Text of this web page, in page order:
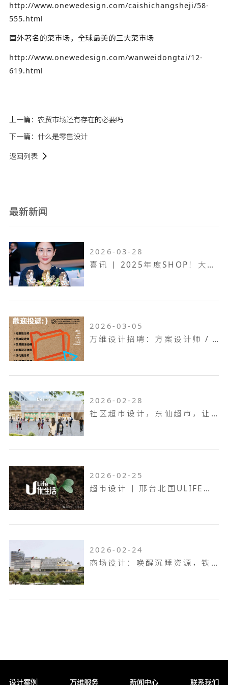
http://www.onewedesign.com/caishichangsheji/58-
555.html
国外著名的菜市场，全球最美的三大菜市场
http://www.onewedesign.com/wanweidongtai/12-
619.html
上一篇： 农贸市场还有存在的必要吗
下一篇： 什么是零售设计
返回列表
最新新闻
2026-03-28
喜讯 | 2025年度SHOP！大奖赛，万维设计斩获一金两银！
2026-03-05
万维设计招聘：方案设计师 / 方案设计助理...
2026-02-28
社区超市设计，东仙超市，让生活回归本真！
2026-02-25
超市设计 | 邢台北国ULIFE，共生共融，工业底色的烟火叙事！
2026-02-24
商场设计：唤醒沉睡资源，铁岭双燕天河城，狂揽 9.6 万客流
设计案例 万维服务 新闻中心 联系我们